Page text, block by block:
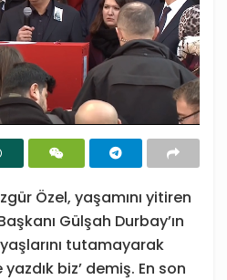
Özel, yaşamını yitiren
Gülşah Durbay’ın
tutamayarak
yazdık biz’ demiş. En son